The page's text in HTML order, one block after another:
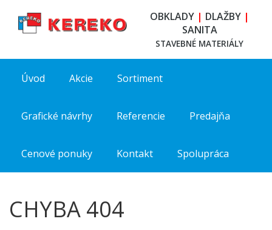
OBKLADY | DLAŽBY |
SANITA
STAVEBNÉ MATERIÁLY
Úvod Akcie Sortiment
Grafické návrhy Referencie Predajňa
Cenové ponuky Kontakt Spolupráca
CHYBA 404